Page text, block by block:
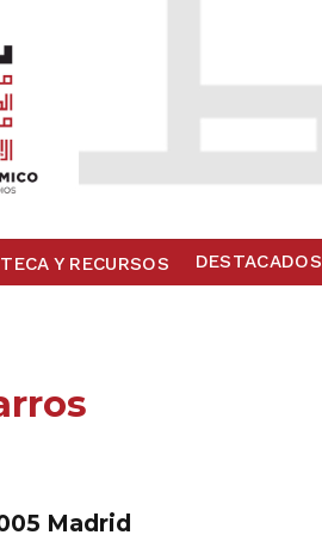
Y RECURSOS DESTACADOS
Madrid